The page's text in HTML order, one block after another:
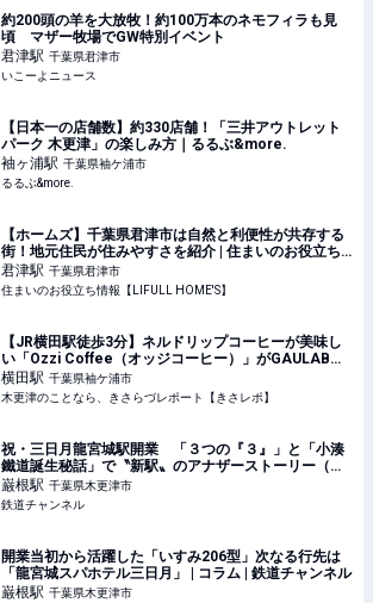
約200頭の羊を大放牧！約100万本のネモフィラも見
頃 マザー牧場でGW特別イベント
君津駅 千葉県君津市
いこーよニュース
【日本一の店舗数】約330店舗！「三井アウトレット
パーク 木更津」の楽しみ方｜るるぶ&more.
袖ヶ浦駅 千葉県袖ケ浦市
るるぶ&more.
【ホームズ】千葉県君津市は自然と利便性が共存する
街！地元住民が住みやすさを紹介 | 住まいのお役立ち
情報
君津駅 千葉県君津市
住まいのお役立ち情報【LIFULL HOME'S】
【JR横田駅徒歩3分】ネルドリップコーヒーが美味し
い「Ozzi Coffee（オッジコーヒー）」がGAULAB横
田にて復活！
横田駅 千葉県袖ケ浦市
木更津のことなら、きさらづレポート【きさレポ】
祝・三日月龍宮城駅開業 「３つの『３』」と「小湊
鐵道誕生秘話」で〝新駅〟のアナザーストーリー（千
葉県木更津市） | コラム | 鉄道チャンネル
巌根駅 千葉県木更津市
鉄道チャンネル
開業当初から活躍した「いすみ206型」次なる行先は
「龍宮城スパホテル三日月」 | コラム | 鉄道チャンネル
巌根駅 千葉県木更津市